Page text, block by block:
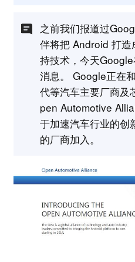
之前我们报道过
伴将把 Android 打造
持技术，今天
消息。 Google正在
代等汽车主要厂商及
pen Automotive
于加速汽车行业的创
的厂商加入。